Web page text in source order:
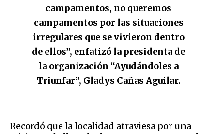
campamentos, no queremos
campamentos por las situaciones
irregulares que se vivieron dentro
de ellos”, enfatizó la presidenta de
la organización “Ayudándoles a
Triunfar”, Gladys Cañas Aguilar.
Recordó que la localidad atraviesa por una